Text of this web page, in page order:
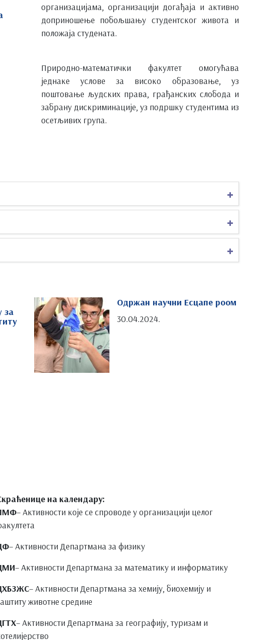
организацијама, организацији догађаја и активно
доприношење побољшању студентског живота и
положаја студената.
Природно-математички факултет омогућава
једнаке услове за високо образовање, уз
поштовање људских права, грађанских слобода и
забрану дискриминације, уз подршку студентима из
осетљивих група.
за
Одржан научни Есцапе роом
30.04.2024.
на календару:
– Активности које се спроводе у организацији целог
– Активности Департмана за физику
– Активности Департмана за математику и информатику
– Активности Департмана за хемију, биохемију и
животне средине
– Активности Департмана за географију, туризам и